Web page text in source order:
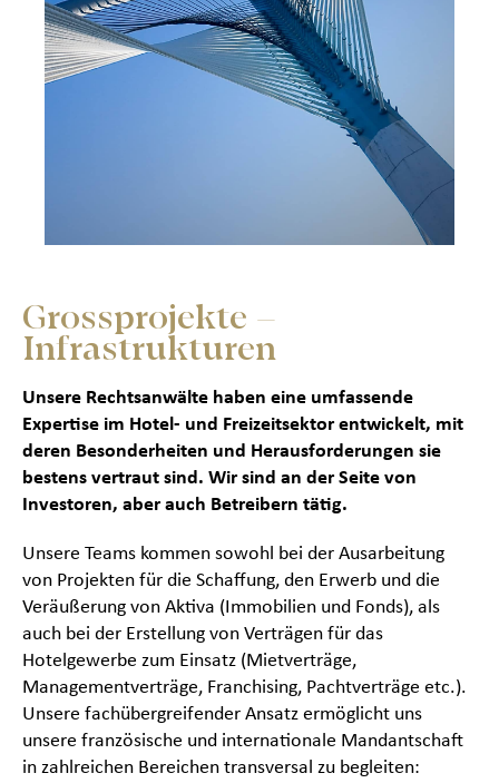
Grossprojekte –
Infrastrukturen
Unsere Rechtsanwälte haben eine umfassende
Expertise im Hotel- und Freizeitsektor entwickelt, mit
deren Besonderheiten und Herausforderungen sie
bestens vertraut sind. Wir sind an der Seite von
Investoren, aber auch Betreibern tätig.
Unsere Teams kommen sowohl bei der Ausarbeitung
von Projekten für die Schaffung, den Erwerb und die
Veräußerung von Aktiva (Immobilien und Fonds), als
auch bei der Erstellung von Verträgen für das
Hotelgewerbe zum Einsatz (Mietverträge,
Managementverträge, Franchising, Pachtverträge etc.).
Unsere fachübergreifender Ansatz ermöglicht uns
unsere französische und internationale Mandantschaft
in zahlreichen Bereichen transversal zu begleiten: